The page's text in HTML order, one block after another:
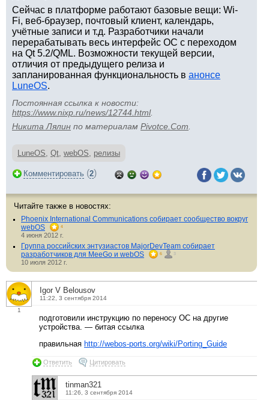
Сейчас в платформе работают базовые вещи: Wi-
Fi, веб-браузер, почтовый клиент, календарь,
учётные записи и т.д. Разработчики начали
перерабатывать весь интерфейс ОС с переходом
на Qt 5.2/QML. Возможности текущей версии,
отличия от предыдущего релиза и
запланированная функциональность в анонсе
LuneOS.
Постоянная ссылка к новости:
https://www.nixp.ru/news/12744.html.
Никита Лялин по материалам Pivotce.Com
LuneOS, Qt, webOS, релизы
Комментировать (2)
Читайте также в новостях:
Phoenix International Communications собирает сообщество вокруг
webOS
4
4 июня 2012 г.
Группа российских энтузиастов MajorDevTeam собирает
разработчиков для MeeGo и webOS
6 3
10 июля 2012 г.
1
Igor V Belousov
11:22, 3 сентября 2014
подготовили инструкцию по переносу ОС на другие
устройства. — битая ссылка
правильная http://webos-ports.org/wiki/Porting_Guide
Ответить Цитировать
tinman321
11:26, 3 сентября 2014